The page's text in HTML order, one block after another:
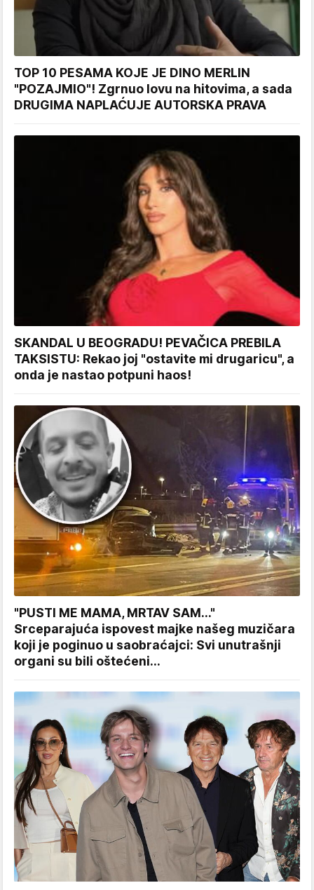
TOP 10 PESAMA KOJE JE DINO MERLIN
"POZAJMIO"! Zgrnuo lovu na hitovima, a sada
DRUGIMA NAPLAĆUJE AUTORSKA PRAVA
SKANDAL U BEOGRADU! PEVAČICA PREBILA
TAKSISTU: Rekao joj "ostavite mi drugaricu", a
onda je nastao potpuni haos!
"PUSTI ME MAMA, MRTAV SAM..."
Srceparajuća ispovest majke našeg muzičara
koji je poginuo u saobraćajci: Svi unutrašnji
organi su bili oštećeni...